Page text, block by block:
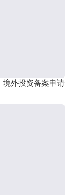
境外投资备案申请